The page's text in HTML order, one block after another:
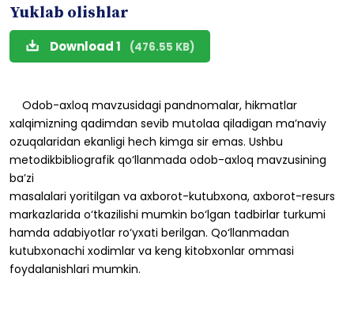
Yuklab olishlar
Download 1 (476.55 KB)
Odob-axloq mavzusidagi pandnomalar, hikmatlar
xalqimizning qadimdan sevib mutolaa qiladigan ma’naviy
ozuqalaridan ekanligi hech kimga sir emas. Ushbu
metodikbibliografik qo‘llanmada odob-axloq mavzusining
ba’zi
masalalari yoritilgan va axborot-kutubxona, axborot-resurs
markazlarida o‘tkazilishi mumkin bo‘lgan tadbirlar turkumi
hamda adabiyotlar ro‘yxati berilgan. Qo‘llanmadan
kutubxonachi xodimlar va keng kitobxonlar ommasi
foydalanishlari mumkin.